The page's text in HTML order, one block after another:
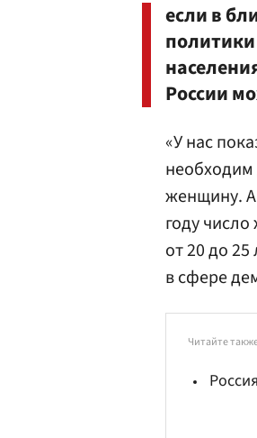
если в
России
«У нас
необходим
женщину. А
году
от 20 до
в сфере
Читайте